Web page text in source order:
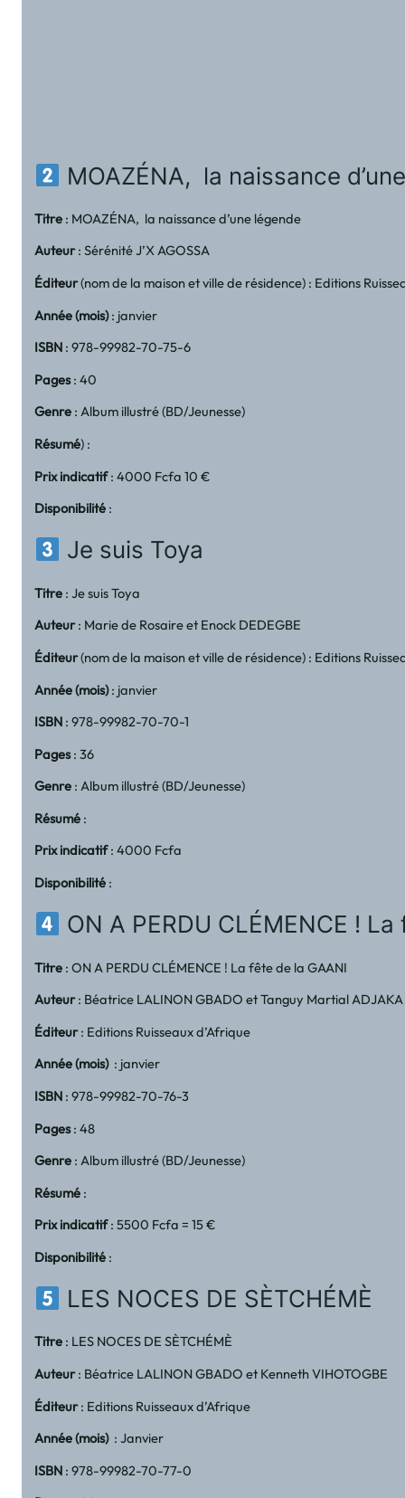
MOAZÉNA, la naissance
Titre : MOAZÉNA, la naissance d’une légende
Auteur: Sérénité J’X AGOSSA
Éditeur(nom de la maison et ville de résidence) : Editions
Année (mois): janvier
ISBN : 978-99982-70-75-6
Pages: 40
Genre : Album illustré (BD/Jeunesse)
Résumé) :
Prix indicatif: 4000 Fcfa 10 €
Disponibilité :
Je suis Toya
Titre : Je suis Toya
Auteur: Marie de Rosaire et Enock DEDEGBE
Éditeur(nom de la maison et ville de résidence) : Editions
Année (mois): janvier
ISBN : 978-99982-70-70-1
Pages: 36
Genre : Album illustré (BD/Jeunesse)
Résumé :
Prix indicatif: 4000 Fcfa
Disponibilité :
ON A PERDU CLÉMENCE !
Titre : ON A PERDU CLÉMENCE ! La fête de la GAANI
Auteur: Béatrice LALINON GBADO et Tanguy Martial ADJAKA
Éditeur: Editions Ruisseaux d’Afrique
Année (mois) : janvier
ISBN : 978-99982-70-76-3
Pages: 48
Genre : Album illustré (BD/Jeunesse)
Résumé :
Prix indicatif: 5500 Fcfa = 15 €
Disponibilité :
LES NOCES DE SÈTCHÉMÈ
Titre : LES NOCES DE SÈTCHÉMÈ
Auteur: Béatrice LALINON GBADO et Kenneth VIHOTOGBE
Éditeur: Editions Ruisseaux d’Afrique
Année (mois) : Janvier
ISBN : 978-99982-70-77-0